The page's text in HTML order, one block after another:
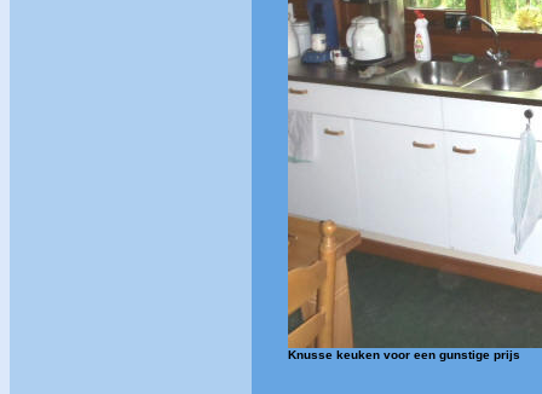
Knusse keuken voor een gunstige prijs